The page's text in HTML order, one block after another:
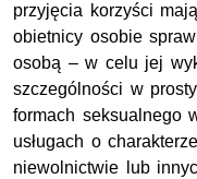
przyjęcia korzyści
obietnicy osobie
osobą – w celu jej
szczególności w
formach seksualnego
usługach o
niewolnictwie lub